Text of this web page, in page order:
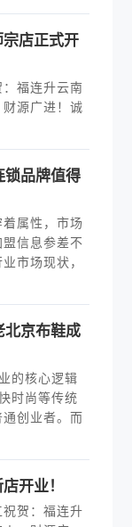
店正式开
福连升云南
源广进！诚
锁品牌值得
属性，市场
信息参差不
市场现状，
北京布鞋成
的核心逻辑
时尚等传统
创业者。而
开业！
贺：福连升